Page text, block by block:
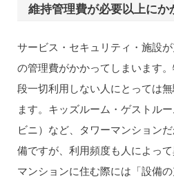
維持管理費が必要以上にか
サービス・セキュリティ・施設
の管理費がかかってしまいます
段一切利用しない人にとっては
ます。キッズルーム・ゲストル
ビニ）など、タワーマンション
備ですが、利用頻度も人によっ
マンションに住む際には「設備